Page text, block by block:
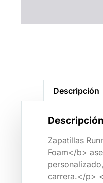
Descripción
Descripción
Zapatillas
Foam</b>
carrera.</p>